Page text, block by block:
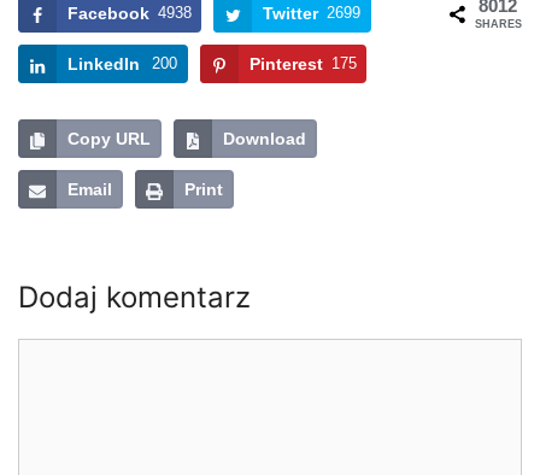
8012
SHARES
Facebook 4938 Twitter 2699
LinkedIn 200 Pinterest 175
Copy URL Download
Email Print
Dodaj komentarz